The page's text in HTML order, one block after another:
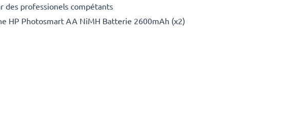
des professionels compétants
HP Photosmart AA NiMH Batterie 2600mAh (x2)